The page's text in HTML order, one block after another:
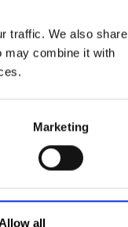
traffic. We also share
may combine it with
Marketing
all